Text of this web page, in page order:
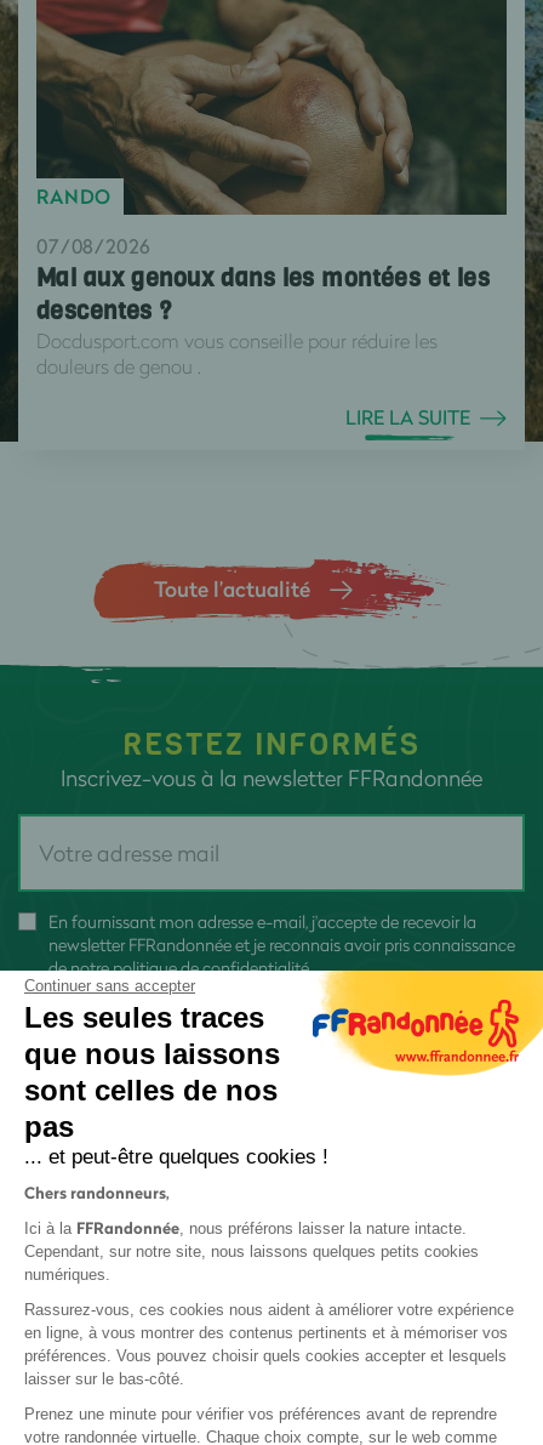
RANDO
07/08/2026
Mal aux genoux dans les montées et les
descentes ?
Docdusport.com vous conseille pour réduire les
douleurs de genou .
LIRE LA SUITE
Toute l’actualité
RESTEZ INFORMÉS
Inscrivez-vous à la newsletter FFRandonnée
En fournissant mon adresse e-mail, j'accepte de recevoir la
newsletter FFRandonnée et je reconnais avoir pris connaissance
denotre politique de confidentialité
Protection des données
Politique de confidentialité
Continuer sans accepter
Les seules traces
que nous laissons
sont celles de nos
pas
... et peut-être quelques cookies !
Chers randonneurs,
Ici à la FFRandonnée, nous préférons laisser la nature intacte.
Cependant, sur notre site, nous laissons quelques petits cookies
numériques.
Rassurez-vous, ces cookies nous aident à améliorer votre expérience
en ligne, à vous montrer des contenus pertinents et à mémoriser vos
préférences. Vous pouvez choisir quels cookies accepter et lesquels
laisser sur le bas-côté.
Prenez une minute pour vérifier vos préférences avant de reprendre
votre randonnée virtuelle. Chaque choix compte, sur le web comme